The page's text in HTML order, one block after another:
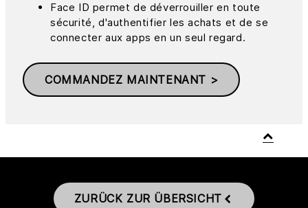
Face ID permet de déverrouiller en toute
sécurité, d'authentifier les achats et de se
connecter aux apps en un seul regard.
COMMANDEZ MAINTENANT >
ZURÜCK ZUR ÜBERSICHT